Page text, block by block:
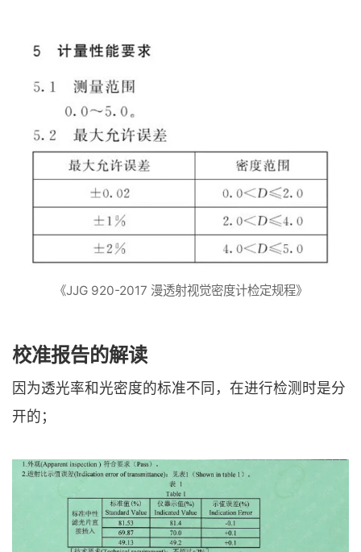
《JJG 920-2017 漫透射视觉密度计检定规程》
校准报告的解读
因为透光率和光密度的标准不同，在进行检测时是分
开的；